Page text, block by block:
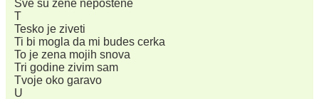
Sve su zene nepostene
T
Tesko je ziveti
Ti bi mogla da mi budes cerka
To je zena mojih snova
Tri godine zivim sam
Tvoje oko garavo
U